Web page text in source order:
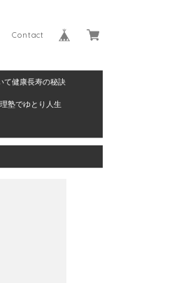
Contact
て健康長寿の秘訣
塾でゆとり人生